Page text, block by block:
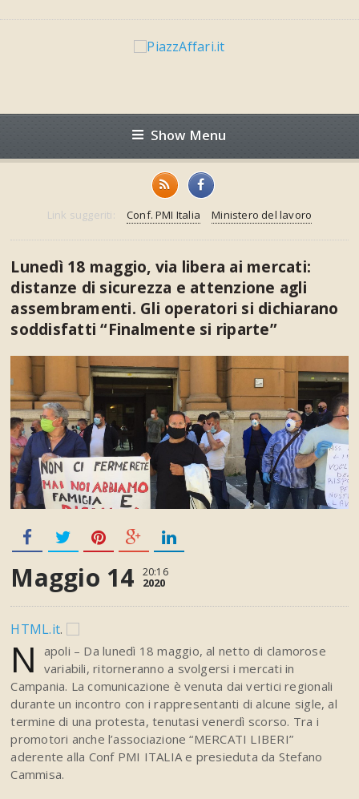
Show Menu
Link suggeriti: Conf. PMI Italia Ministero del lavoro
Lunedì 18 maggio, via libera ai mercati:
distanze di sicurezza e attenzione agli
assembramenti. Gli operatori si dichiarano
soddisfatti “Finalmente si riparte”
Maggio 14 20:16
2020
HTML.it.
N
apoli – Da lunedì 18 maggio, al netto di clamorose
variabili, ritorneranno a svolgersi i mercati in
Campania. La comunicazione è venuta dai vertici regionali
durante un incontro con i rappresentanti di alcune sigle, al
termine di una protesta, tenutasi venerdì scorso. Tra i
promotori anche l’associazione “MERCATI LIBERI”
aderente alla Conf PMI ITALIA e presieduta da Stefano
Cammisa.